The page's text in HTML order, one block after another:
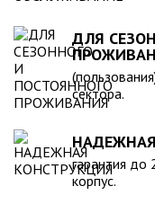
ДЛЯ
сектора.
гарантия до
корпус.